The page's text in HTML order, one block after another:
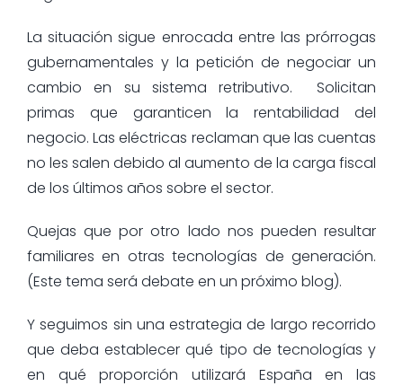
La situación sigue enrocada entre las prórrogas
gubernamentales y la petición de negociar un
cambio en su sistema retributivo. Solicitan
primas que garanticen la rentabilidad del
negocio. Las eléctricas reclaman que las cuentas
no les salen debido al aumento de la carga fiscal
de los últimos años sobre el sector.
Quejas que por otro lado nos pueden resultar
familiares en otras tecnologías de generación.
(Este tema será debate en un próximo blog).
Y seguimos sin una estrategia de largo recorrido
que deba establecer qué tipo de tecnologías y
en qué proporción utilizará España en las